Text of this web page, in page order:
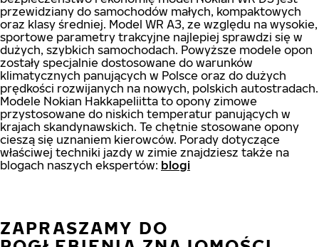
przewidziany do samochodów małych, kompaktowych
oraz klasy średniej. Model WR A3, ze względu na wysokie,
sportowe parametry trakcyjne najlepiej sprawdzi się w
dużych, szybkich samochodach. Powyższe modele opon
zostały specjalnie dostosowane do warunków
klimatycznych panujących w Polsce oraz do dużych
prędkości rozwijanych na nowych, polskich autostradach.
Modele Nokian Hakkapeliitta to opony zimowe
przystosowane do niskich temperatur panujących w
krajach skandynawskich. Te chętnie stosowane opony
cieszą się uznaniem kierowców. Porady dotyczące
właściwej techniki jazdy w zimie znajdziesz także na
blogach naszych ekspertów: blogi
ZAPRASZAMY DO